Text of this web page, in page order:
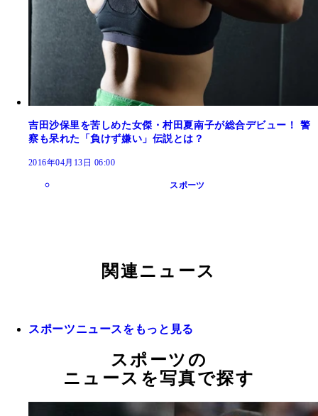
吉田沙保里を苦しめた女傑・村田夏南子が総合デビュー！ 警
察も呆れた「負けず嫌い」伝説とは？
2016年04月13日 06:00
スポーツ
関連ニュース
スポーツニュースをもっと見る
スポーツの
ニュースを写真で探す